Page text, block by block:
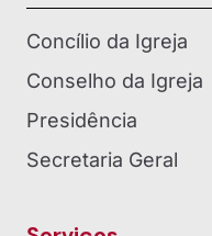
Concílio da Igreja
Conselho da Igreja
Presidência
Secretaria Geral